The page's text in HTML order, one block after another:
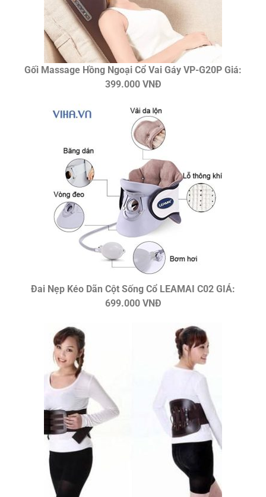
Gối Massage Hồng Ngoại Cổ Vai Gáy VP-G20P Giá:
399.000 VNĐ
Đai Nẹp Kéo Dãn Cột Sống Cổ LEAMAI C02 GIÁ:
699.000 VNĐ